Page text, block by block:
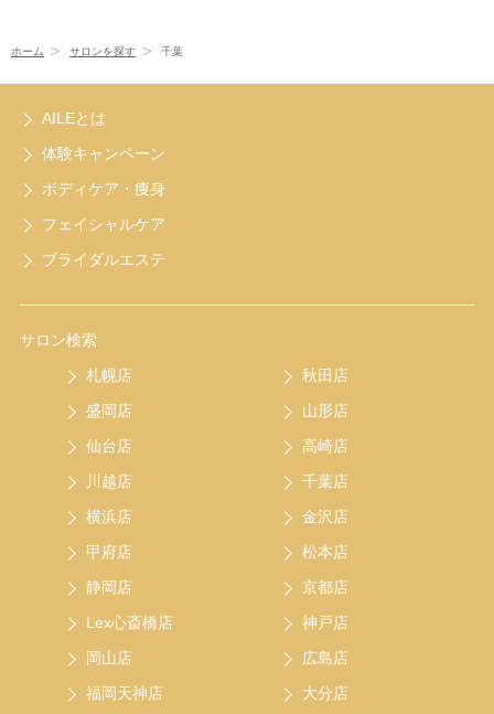
ホーム サロンを探す 千葉
AILEとは
体験キャンペーン
ボディケア・痩身
フェイシャルケア
ブライダルエステ
サロン検索
札幌店
秋田店
盛岡店
山形店
仙台店
高崎店
川越店
千葉店
横浜店
金沢店
甲府店
松本店
静岡店
京都店
Lex心斎橋店
神戸店
岡山店
広島店
福岡天神店
大分店